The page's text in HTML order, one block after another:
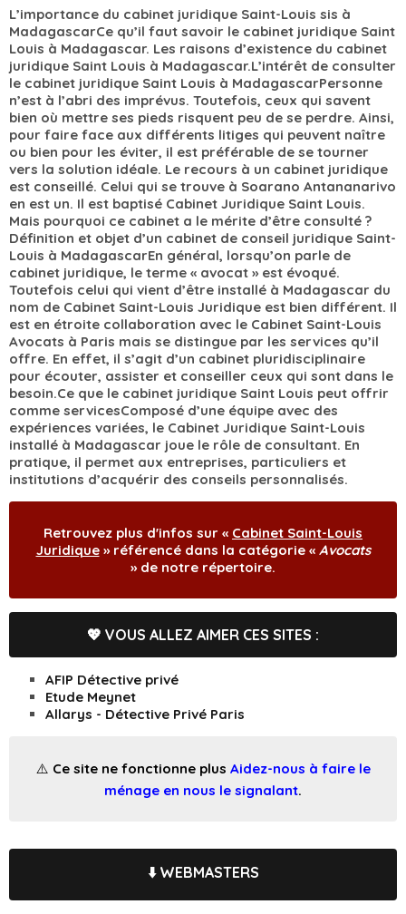
L’importance du cabinet juridique Saint-Louis sis à
MadagascarCe qu’il faut savoir le cabinet juridique Saint
Louis à Madagascar. Les raisons d’existence du cabinet
juridique Saint Louis à Madagascar.L’intérêt de consulter
le cabinet juridique Saint Louis à MadagascarPersonne
n’est à l’abri des imprévus. Toutefois, ceux qui savent
bien où mettre ses pieds risquent peu de se perdre. Ainsi,
pour faire face aux différents litiges qui peuvent naître
ou bien pour les éviter, il est préférable de se tourner
vers la solution idéale. Le recours à un cabinet juridique
est conseillé. Celui qui se trouve à Soarano Antananarivo
en est un. Il est baptisé Cabinet Juridique Saint Louis.
Mais pourquoi ce cabinet a le mérite d’être consulté ?
Définition et objet d’un cabinet de conseil juridique Saint-
Louis à MadagascarEn général, lorsqu’on parle de
cabinet juridique, le terme « avocat » est évoqué.
Toutefois celui qui vient d’être installé à Madagascar du
nom de Cabinet Saint-Louis Juridique est bien différent. Il
est en étroite collaboration avec le Cabinet Saint-Louis
Avocats à Paris mais se distingue par les services qu’il
offre. En effet, il s’agit d’un cabinet pluridisciplinaire
pour écouter, assister et conseiller ceux qui sont dans le
besoin.Ce que le cabinet juridique Saint Louis peut offrir
comme servicesComposé d’une équipe avec des
expériences variées, le Cabinet Juridique Saint-Louis
installé à Madagascar joue le rôle de consultant. En
pratique, il permet aux entreprises, particuliers et
institutions d’acquérir des conseils personnalisés.
Retrouvez plus d'infos sur « Cabinet Saint-Louis
Juridique» référencé dans la catégorie « Avocats
» de notre répertoire.
💖 VOUS ALLEZ AIMER CES SITES :
AFIP Détective privé
Etude Meynet
Allarys - Détective Privé Paris
⚠️ Ce site ne fonctionne plus Aidez-nous à faire le
ménage en nous le signalant.
⬇️ WEBMASTERS